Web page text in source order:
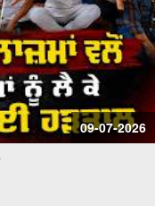
09-07-2026